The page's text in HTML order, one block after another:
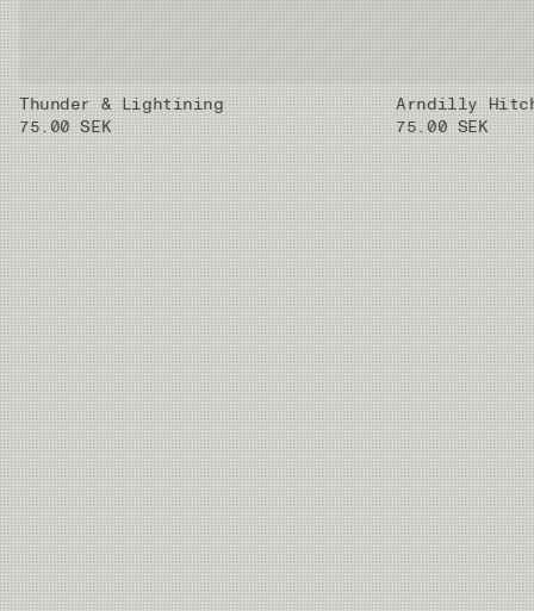
Thunder & Lightining
75.00 SEK
Arndilly Hitch
75.00 SEK